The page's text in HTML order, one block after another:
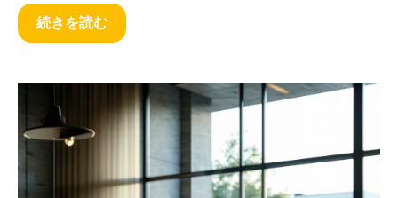
続きを読む